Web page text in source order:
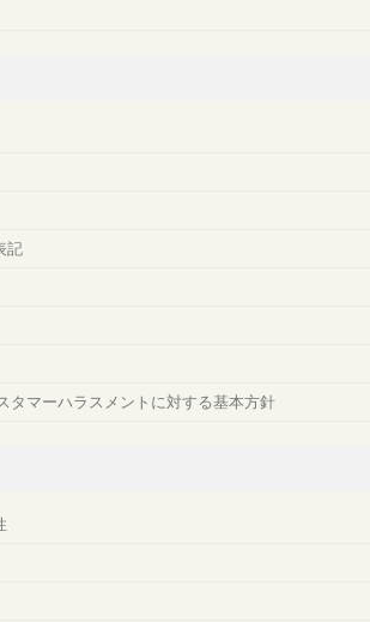
記
タマーハラスメントに対する基本方針